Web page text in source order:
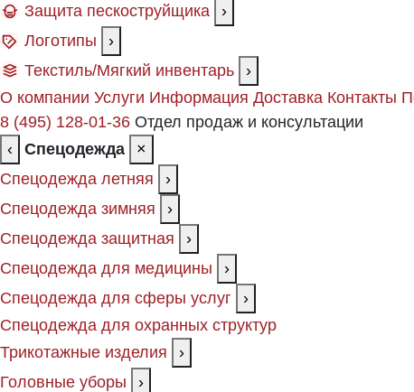
Защита пескоструйщика
›
Логотипы
›
Текстиль/Мягкий инвентарь
›
О компании Услуги Информация Доставка Контакты
8 (495) 128-01-36 Отдел продаж и консультации
‹
Спецодежда
×
Спецодежда летняя
›
Спецодежда зимняя
›
Спецодежда защитная
›
Спецодежда для медицины
›
Спецодежда для сферы услуг
›
Спецодежда для охранных структур
Трикотажные изделия
›
Головные уборы
›